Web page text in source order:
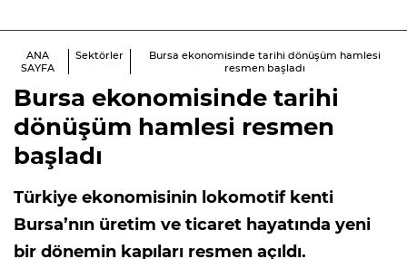
ANA
SAYFA
Sektörler
Bursa ekonomisinde tarihi dönüşüm hamlesi
resmen başladı
Bursa ekonomisinde tarihi
dönüşüm hamlesi resmen
başladı
Türkiye ekonomisinin lokomotif kenti
Bursa’nın üretim ve ticaret hayatında yeni
bir dönemin kapıları resmen açıldı.